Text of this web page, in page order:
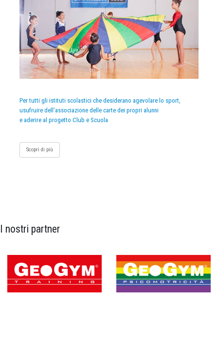
Per tutti gli istituti scolastici che desiderano agevolare lo sport,
usufruire dell’associazione delle carte dei propri alunni
e aderire al progetto Club e Scuola
Scopri di più
I nostri partner